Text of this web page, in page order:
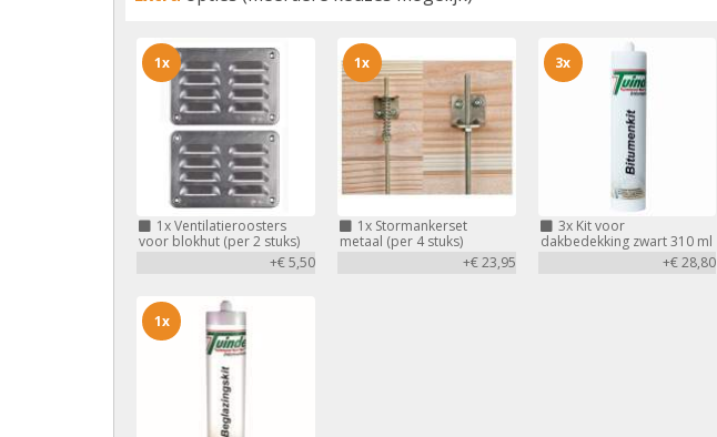
1xVentilatieroosters
voor blokhut (per 2 stuks)
+€ 5,50
1x
1xStormankerset
metaal (per 4 stuks)
+€ 23,95
1x
3xKit voor
dakbedekking zwart 310 ml
+€ 28,80
3x
1x